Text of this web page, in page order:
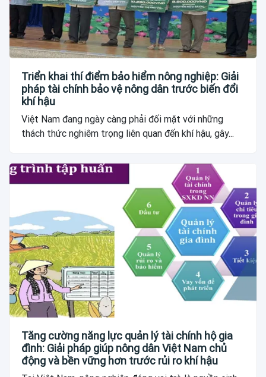
Triển khai thí điểm bảo hiểm nông nghiệp: Giải
pháp tài chính bảo vệ nông dân trước biến đổi
khí hậu
Việt Nam đang ngày càng phải đối mặt với những
thách thức nghiêm trọng liên quan đến khí hậu, gây...
Tăng cường năng lực quản lý tài chính hộ gia
đình: Giải pháp giúp nông dân Việt Nam chủ
động và bền vững hơn trước rủi ro khí hậu